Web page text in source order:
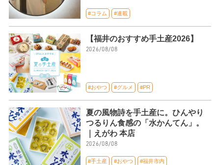
#コラム #連載
【福井のおすすめ手土産2026】
2026/08/08
#おやつ #グルメ #PR
夏の風物詩を手土産に。ひんやり
つるりん食感の「水かんてん」。
｜えがわ 本店
2026/08/08
#手土産 #おやつ #福井市内